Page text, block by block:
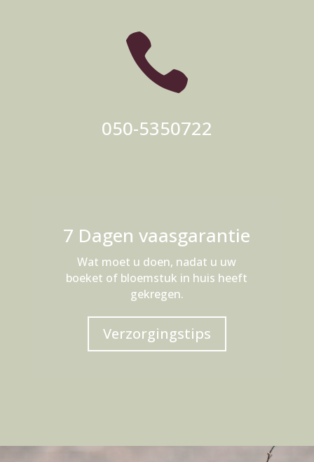

050-5350722
7 Dagen vaasgarantie
Wat moet u doen, nadat u uw
boeket of bloemstuk in huis heeft
gekregen.
Verzorgingstips